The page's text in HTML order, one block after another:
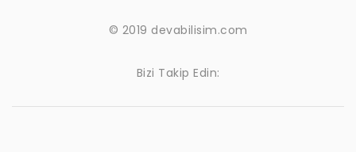
© 2019 devabilisim.com
Bizi Takip Edin: